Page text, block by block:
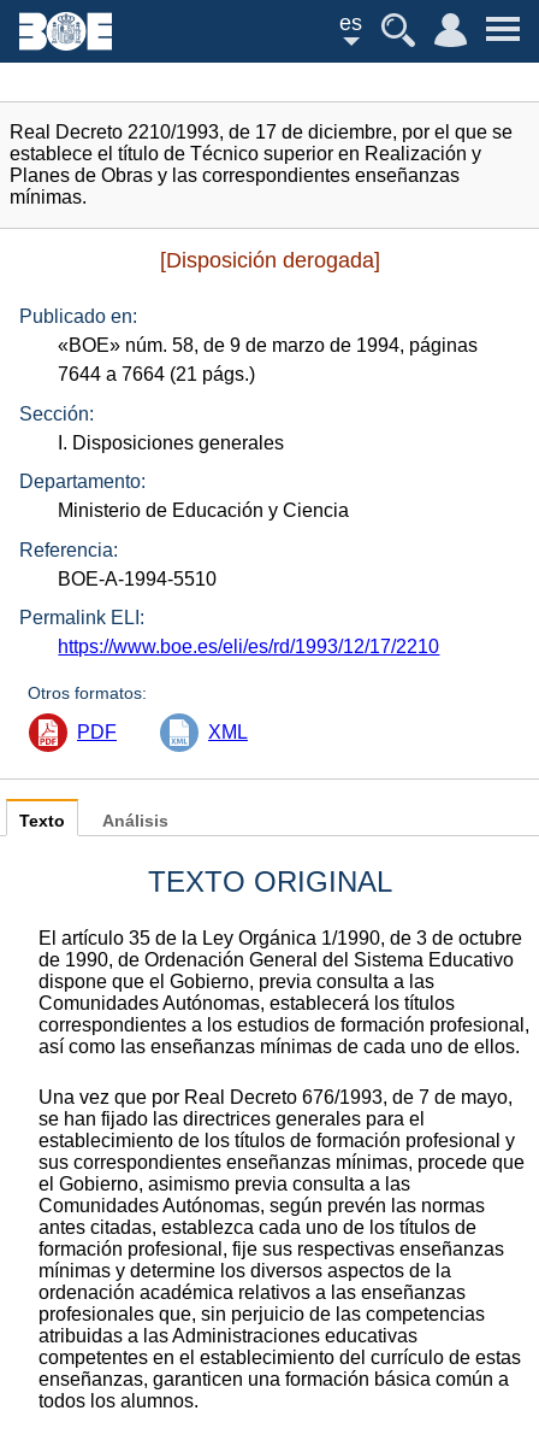
es
Real Decreto 2210/1993, de 17 de diciembre, por el que se
establece el título de Técnico superior en Realización y
Planes de Obras y las correspondientes enseñanzas
mínimas.
[Disposición derogada]
Publicado en:
«BOE» núm. 58, de 9 de marzo de 1994, páginas
7644 a 7664 (21 págs.)
Sección:
I. Disposiciones generales
Departamento:
Ministerio de Educación y Ciencia
Referencia:
BOE-A-1994-5510
Permalink ELI:
https://www.boe.es/eli/es/rd/1993/12/17/2210
Otros formatos:
PDF XML
Texto
TEXTO ORIGINAL
El artículo 35 de la Ley Orgánica 1/1990, de 3 de octubre
de 1990, de Ordenación General del Sistema Educativo
dispone que el Gobierno, previa consulta a las
Comunidades Autónomas, establecerá los títulos
correspondientes a los estudios de formación profesional,
así como las enseñanzas mínimas de cada uno de ellos.
Una vez que por Real Decreto 676/1993, de 7 de mayo,
se han fijado las directrices generales para el
establecimiento de los títulos de formación profesional y
sus correspondientes enseñanzas mínimas, procede que
el Gobierno, asimismo previa consulta a las
Comunidades Autónomas, según prevén las normas
antes citadas, establezca cada uno de los títulos de
formación profesional, fije sus respectivas enseñanzas
mínimas y determine los diversos aspectos de la
ordenación académica relativos a las enseñanzas
profesionales que, sin perjuicio de las competencias
atribuidas a las Administraciones educativas
competentes en el establecimiento del currículo de estas
enseñanzas, garanticen una formación básica común a
todos los alumnos.
Análisis